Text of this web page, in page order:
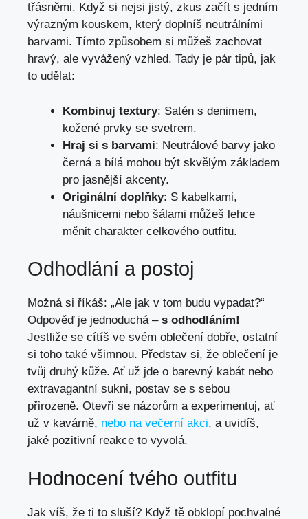
třásněmi. Když si nejsi jistý, zkus začít s jedním
výrazným kouskem, který doplníš neutrálními
barvami. Tímto způsobem si můžeš zachovat
hravý, ale vyvážený vzhled. Tady je pár tipů, jak
to udělat:
Kombinuj textury: Satén s denimem,
kožené prvky se svetrem.
Hraj si s barvami: Neutrálové barvy jako
černá a bílá mohou být skvělým základem
pro jasnější akcenty.
Originální doplňky: S kabelkami,
náušnicemi nebo šálami můžeš lehce
měnit charakter celkového outfitu.
Odhodlání a postoj
Možná si říkáš: „Ale jak v tom budu vypadat?“
Odpověď je jednoduchá – s odhodláním!
Jestliže se cítíš ve svém oblečení dobře, ostatní
si toho také všimnou. Představ si, že oblečení je
tvůj druhý kůže. Ať už jde o barevný kabát nebo
extravagantní sukni, postav se s sebou
přirozeně. Otevři se názorům a experimentuj, ať
už v kavárně, nebo na večerní akci, a uvidíš,
jaké pozitivní reakce to vyvolá.
Hodnocení tvého outfitu
Jak víš, že ti to sluší? Když tě obklopí pochvalné